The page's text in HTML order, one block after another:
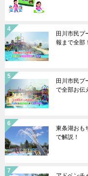
田川市民プ
報まで全部！
田川市民プ
で全部お伝
東条湖おも
で解説！